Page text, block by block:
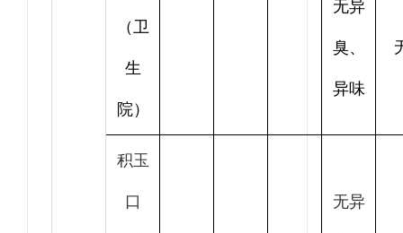
（卫
生
院）
无异
臭、
异味
积玉
口 无异